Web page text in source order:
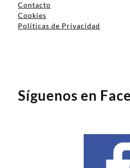
Contacto
Cookies
Políticas de Privacidad
Síguenos en